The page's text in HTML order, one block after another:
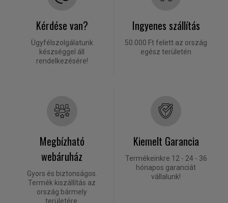
Kérdése van?
Ügyfélszolgálatunk
készséggel áll
rendelkezésére!
Ingyenes szállítás
50.000 Ft felett az ország
egész területén
Megbízható
webáruház
Gyors és biztonságos.
Termék kiszállítás az
ország bármely
területére.
Kiemelt Garancia
Termékeinkre 12 - 24 - 36
hónapos garanciát
vállalunk!